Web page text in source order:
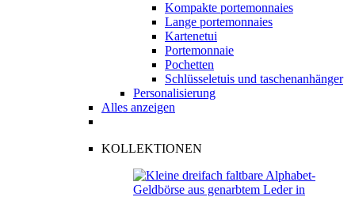
Kompakte portemonnaies
Lange portemonnaies
Kartenetui
Portemonnaie
Pochetten
Schlüsseletuis und taschenanhänger
Personalisierung
Alles anzeigen
KOLLEKTIONEN